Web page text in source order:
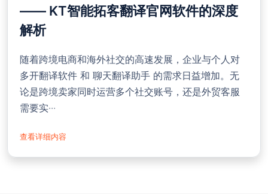
—— KT智能拓客翻译官网软件的深度
解析
随着跨境电商和海外社交的高速发展，企业与个人对
多开翻译软件 和 聊天翻译助手 的需求日益增加。无
论是跨境卖家同时运营多个社交账号，还是外贸客服
需要实···
查看详细内容